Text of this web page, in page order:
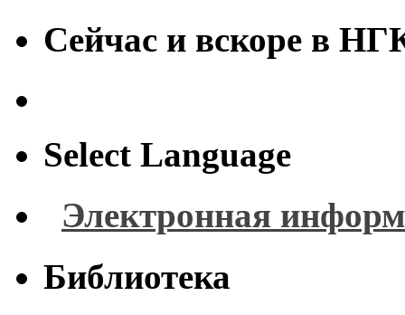
Сейчас и вскоре в
Select Language
Электронная
Библиотека